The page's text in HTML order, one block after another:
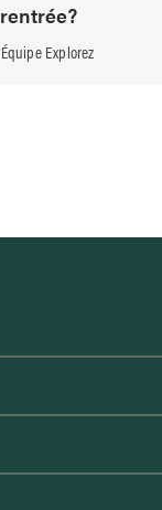
Équipe Explorez